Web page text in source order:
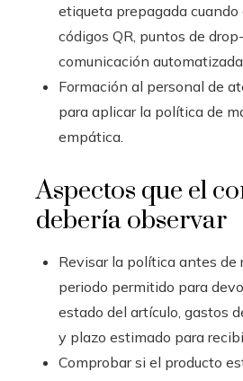
etiqueta prepagada cuando
códigos QR, puntos de
comunicación
Formación al personal de
para aplicar la política de
empática.
Aspectos que el
debería observar
Revisar la política antes de
periodo permitido para
estado del artículo, gastos
y plazo estimado para
Comprobar si el producto